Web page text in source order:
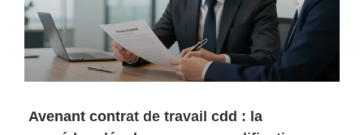
Avenant contrat de travail cdd : la